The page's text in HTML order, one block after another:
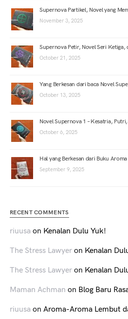
Supernova Partikel, Novel yang
November 3, 2025
Supernova Petir, Novel Seri Ketiga,
October 21, 2025
Yang Berkesan dari baca Novel
October 13, 2025
Novel Supernova 1 – Kesatria,
October 6, 2025
Hal yang Berkesan dari Buku
September 9, 2025
RECENT COMMENTS
riuusa on Kenalan Dulu Yuk!
The Stress Lawyer on Kenalan
The Stress Lawyer on Kenalan
Maman Achman on Blog Baru
riuusa on Aroma-Aroma Lembut